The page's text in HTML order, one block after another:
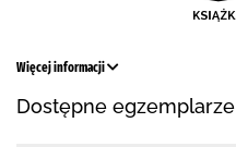
Więcej informacji
Dostępne egzemplarze